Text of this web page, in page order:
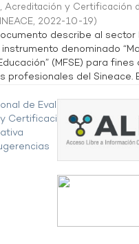
Acreditación y Certificación
, 2022-10-19)
describe al sector
denominado
(MFSE) para
profesionales del Sineace. El
de Evaluación,
Certificación de la